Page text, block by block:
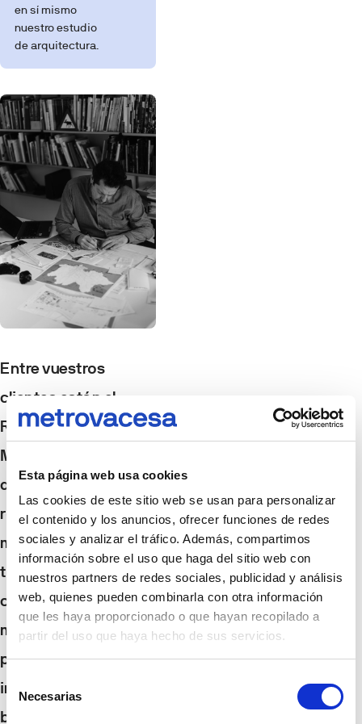
Esta página web usa cookies
Las cookies de este sitio web se usan para personalizar
el contenido y los anuncios, ofrecer funciones de redes
sociales y analizar el tráfico. Además, compartimos
información sobre el uso que haga del sitio web con
nuestros partners de redes sociales, publicidad y análisis
web, quienes pueden combinarla con otra información
que les haya proporcionado o que hayan recopilado a
partir del uso que haya hecho de sus servicios.
consentimiento
Necesarias
en sí mismo
nuestro estudio
de arquitectura.
Entre vuestros
clientes están el
Reina Sofía y el
Museo Edvard Munch
de Oslo. ¿Cuál es el
rol de un espacio
museístico en el
tejido urbano de la
ciudad? ¿Puede el
museo ser
propiciador de
innovación en un
barrio?